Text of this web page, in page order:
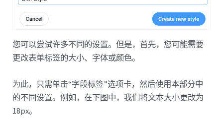
您可以尝试许多不同的设置。但是，首先，您可能需要
更改表单标签的大小、字体或颜色。
为此，只需单击“字段标签”选项卡，然后使用本部分中
的不同设置。例如，在下图中，我们将文本大小更改为
18px。